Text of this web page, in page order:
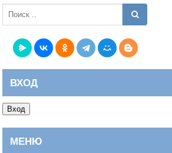
ВХОД
Вход
МЕНЮ